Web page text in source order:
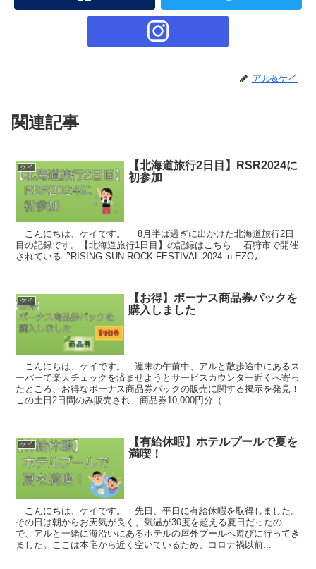
アル&ケイ
関連記事
ケイ
【北海道旅行2日目】RSR2024に
初参加
こんにちは、ケイです。 8月半ば過ぎに出かけた北海道旅行2日
目の記録です。【北海道旅行1日目】の記録はこちら 石狩市で開催
されている〝RISING SUN ROCK FESTIVAL 2024 in EZO〟...
ケイ
【お得】ボーナス商品券パックを
購入しました
こんにちは、ケイです。 週末の午前中、アルと散歩途中にあるス
ーパーで楽天チェックを済ませようとサービスカウンター近くへ寄っ
たところ、お得なボーナス商品券パックの販売に関する掲示を発見！
この土日2日間のみ販売され、商品券10,000円分（...
ケイ
【有給休暇】ホテルプールで夏を
満喫！
こんにちは、ケイです。 先日、平日に有給休暇を取得しました。
その日は朝からお天気が良く、気温が30度を超える夏日だったの
で、アルと一緒に海沿いにあるホテルの屋外プールへ遊びに行ってき
ました。ここは本宅から近く空いているため、コロナ禍以前...